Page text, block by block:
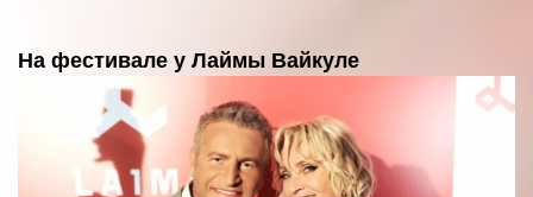
На фестивале у Лаймы Вайкуле